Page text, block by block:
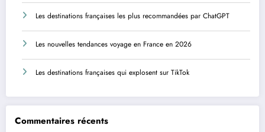
Les destinations françaises les plus recommandées par ChatGPT
Les nouvelles tendances voyage en France en 2026
Les destinations françaises qui explosent sur TikTok
Commentaires récents